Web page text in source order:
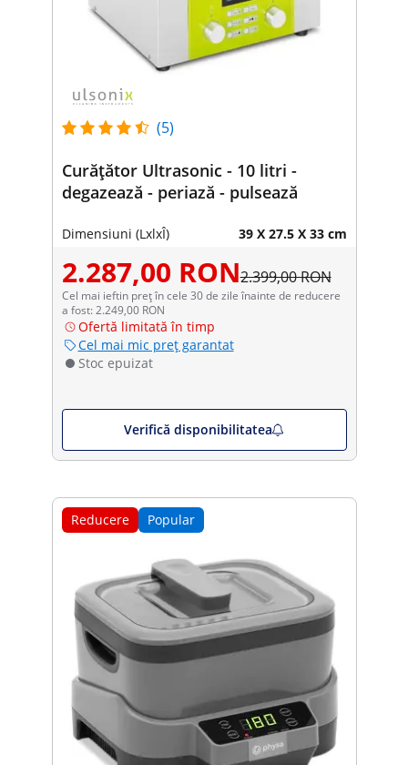
(5)
Curățător Ultrasonic - 10 litri -
degazează - periază - pulsează
Dimensiuni (LxlxÎ) 39 X 27.5 X 33 cm
2.287,00 RON2.399,00 RON
Cel mai ieftin preț în cele 30 de zile înainte de reducere
a fost: 2.249,00 RON
Ofertă limitată în timp
Cel mai mic preț garantat
Stoc epuizat
Verifică disponibilitatea
Reducere Popular